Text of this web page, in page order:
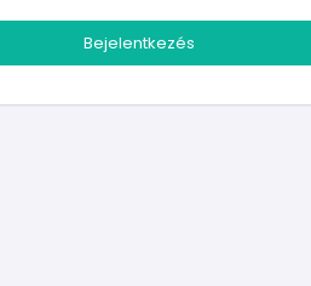
Bejelentkezés